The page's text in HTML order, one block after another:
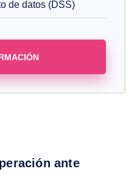
de datos (DSS)
ante